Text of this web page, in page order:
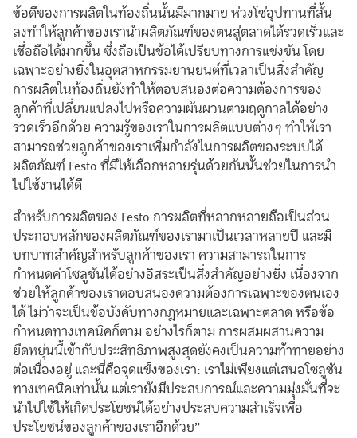
ข้อดีของการผลิตในท้องถิ่นนั้นมีมากมาย ห่วงโซ่อุปทานที่สั้น
ลงทำให้ลูกค้าของเรานำผลิตภัณฑ์ของตนสู่ตลาดได้รวดเร็วและ
เชื่อถือได้มากขึ้น ซึ่งถือเป็นข้อได้เปรียบทางการแข่งขัน โดย
เฉพาะอย่างยิ่งในอุตสาหกรรมยานยนต์ที่เวลาเป็นสิ่งสำคัญ
การผลิตในท้องถิ่นยังทำให้ตอบสนองต่อความต้องการของ
ลูกค้าที่เปลี่ยนแปลงไปหรือความผันผวนตามฤดูกาลได้อย่าง
รวดเร็วอีกด้วย ความรู้ของเราในการผลิตแบบต่างๆ ทำให้เรา
สามารถช่วยลูกค้าของเราเพิ่มกำลังในการผลิตของระบบได้
ผลิตภัณฑ์ Festo ที่มีให้เลือกหลายรุ่นด้วยกันนั้นช่วยในการนำ
ไปใช้งานได้ดี
สำหรับการผลิตของ Festo การผลิตที่หลากหลายถือเป็นส่วน
ประกอบหลักของผลิตภัณฑ์ของเรามาเป็นเวลาหลายปี และมี
บทบาทสำคัญสำหรับลูกค้าของเรา ความสามารถในการ
กำหนดค่าโซลูชันได้อย่างอิสระเป็นสิ่งสำคัญอย่างยิ่ง เนื่องจาก
ช่วยให้ลูกค้าของเราตอบสนองความต้องการเฉพาะของตนเอง
ได้ ไม่ว่าจะเป็นข้อบังคับทางกฎหมายและเฉพาะตลาด หรือข้อ
กำหนดทางเทคนิคก็ตาม อย่างไรก็ตาม การผสมผสานความ
ยืดหยุ่นนี้เข้ากับประสิทธิภาพสูงสุดยังคงเป็นความท้าทายอย่าง
ต่อเนื่องอยู่ และนี่คือจุดแข็งของเรา: เราไม่เพียงแต่เสนอโซลูชัน
ทางเทคนิคเท่านั้น แต่เรายังมีประสบการณ์และความมุ่งมั่นที่จะ
นำไปใช้ให้เกิดประโยชน์ได้อย่างประสบความสำเร็จเพื่อ
ประโยชน์ของลูกค้าของเราอีกด้วย”